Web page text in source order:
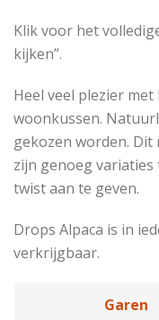
Klik voor het
kijken”.
Heel veel plezier
woonkussen.
gekozen worden. Dit
zijn genoeg
twist aan te geven.
Drops Alpaca is in
verkrijgbaar.
Garen